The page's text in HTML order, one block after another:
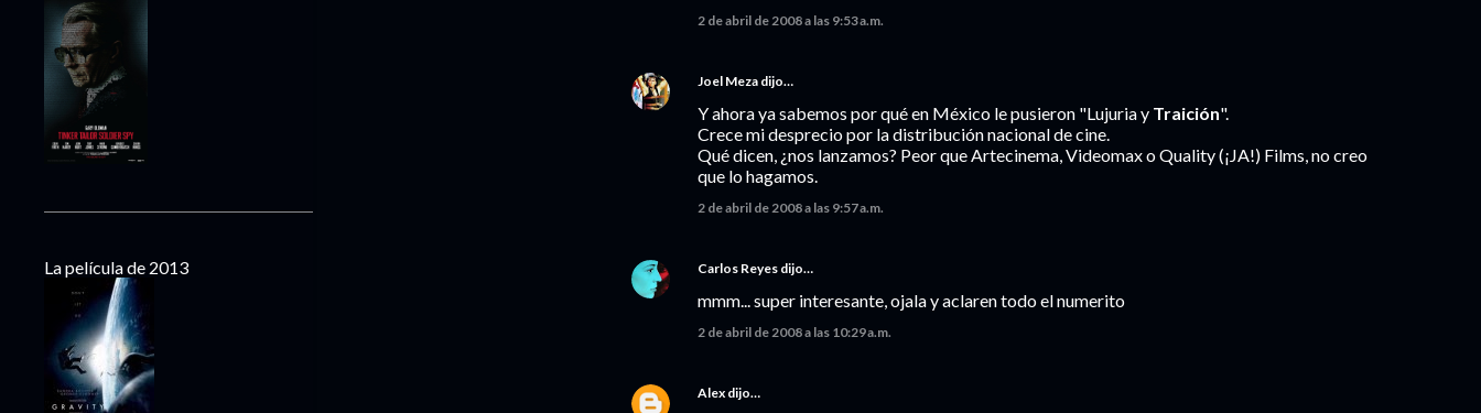
2 de abril de 2008 a las 9:53 a.m.
Joel Meza dijo…
Y ahora ya sabemos por qué en México le pusieron "Lujuria y Traición".
Crece mi desprecio por la distribución nacional de cine.
Qué dicen, ¿nos lanzamos? Peor que Artecinema, Videomax o Quality (¡JA!) Films, no creo
que lo hagamos.
2 de abril de 2008 a las 9:57 a.m.
Carlos Reyes dijo…
mmm... super interesante, ojala y aclaren todo el numerito
2 de abril de 2008 a las 10:29 a.m.
Alex dijo…
La película de 2013